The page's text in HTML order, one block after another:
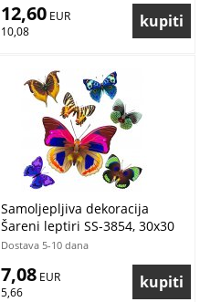
12,60 EUR
10,08
Samoljepljiva dekoracija
Šareni leptiri SS-3854, 30x30
cm
Dostava 5-10 dana
7,08 EUR
5,66